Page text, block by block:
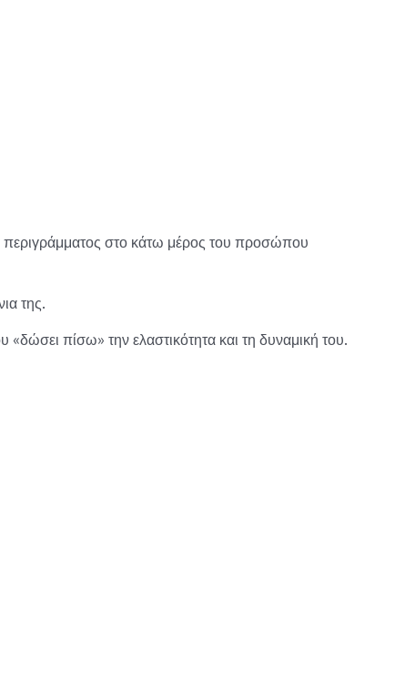
περιγράμματος στο κάτω μέρος του προσώπου
της.
πίσω» την ελαστικότητα και τη δυναμική του.